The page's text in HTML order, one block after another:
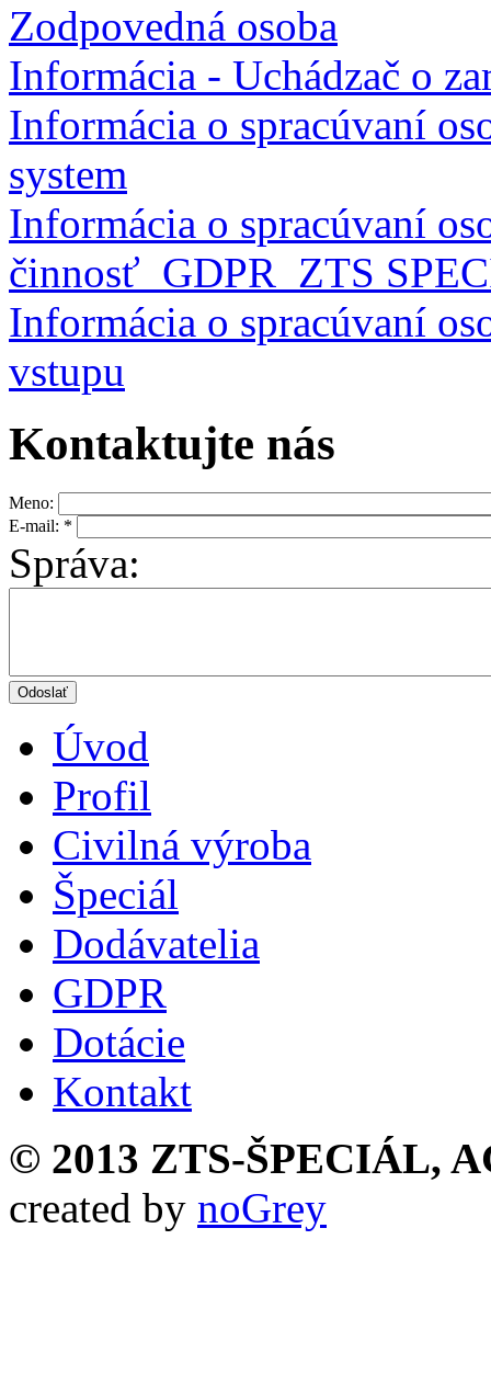
Zodpovedná osoba
Informácia - Uchádzač o
Informácia o spracúvaní
system
Informácia o spracúvaní
činnosť_GDPR_ZTS
Informácia o spracúvaní
vstupu
Kontaktujte nás
Meno:
E-mail: *
Správa:
Úvod
Profil
Civilná výroba
Špeciál
Dodávatelia
GDPR
Dotácie
Kontakt
© 2013 ZTS-ŠPECIÁL,
created by noGrey